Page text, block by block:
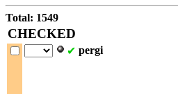
Total: 1549
CHECKED
✔ pergi